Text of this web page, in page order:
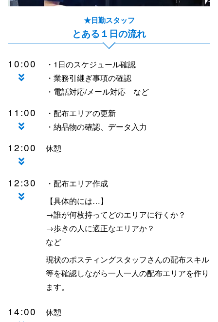
★日勤スタッフ
とある１日の流れ
10:00
・1日のスケジュール確認
・業務引継ぎ事項の確認
・電話対応/メール対応 など
11:00
・配布エリアの更新
・納品物の確認、データ入力
12:00 休憩
12:30
・配布エリア作成
【具体的には…】
→誰が何枚持ってどのエリアに行くか？
→歩きの人に適正なエリアか？
など
現状のポスティングスタッフさんの配布スキル
等を確認しながら一人一人の配布エリアを作り
ます。
14:00 休憩